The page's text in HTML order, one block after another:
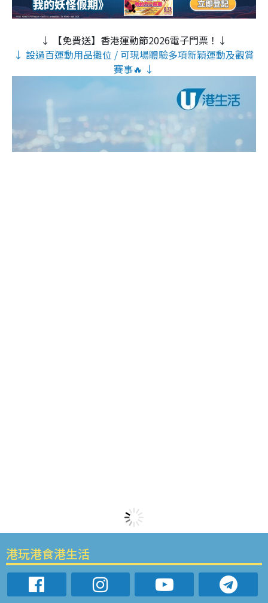
↓ 【免費送】香港運動節2026電子門票！↓
↓ 設過百運動用品攤位 / 可現場體驗多項新穎運動及觀賞
賽事🔥 ↓
港玩港食港生活